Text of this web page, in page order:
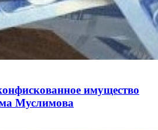
имущество
Муслимова